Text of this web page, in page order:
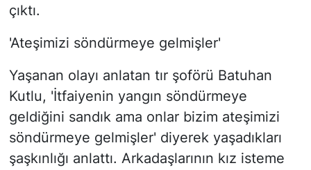
çıktı.
'Ateşimizi söndürmeye gelmişler'
Yaşanan olayı anlatan tır şoförü Batuhan
Kutlu, 'İtfaiyenin yangın söndürmeye
geldiğini sandık ama onlar bizim ateşimizi
söndürmeye gelmişler' diyerek yaşadıkları
şaşkınlığı anlattı. Arkadaşlarının kız isteme